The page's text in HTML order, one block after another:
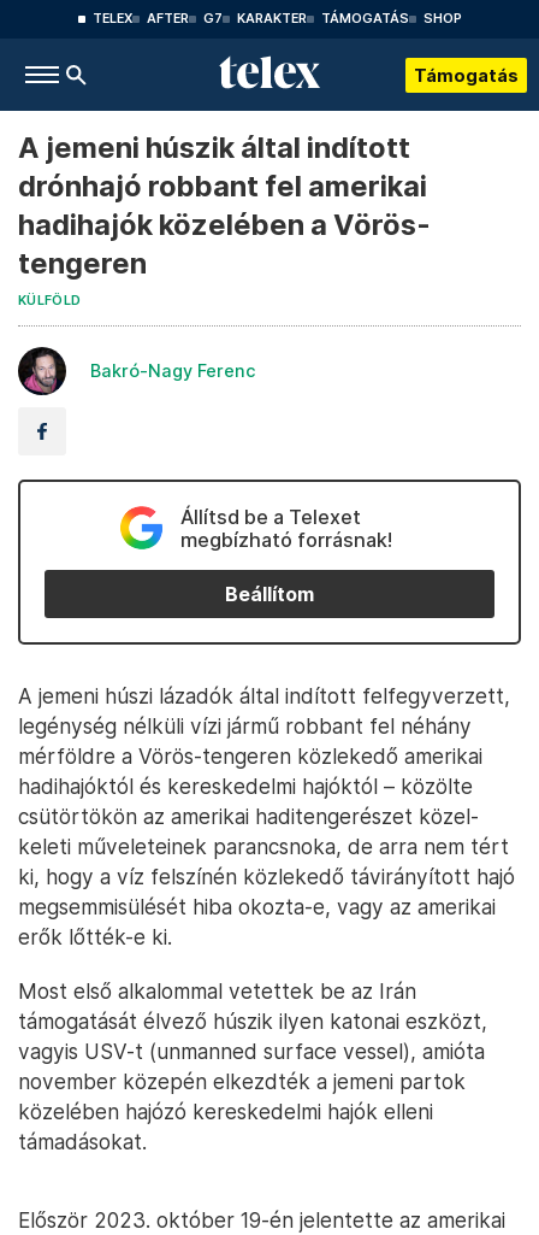
TELEX AFTER G7 KARAKTER TÁMOGATÁS SHOP
Támogatás
A jemeni húszik által indított
drónhajó robbant fel amerikai
hadihajók közelében a Vörös-
tengeren
KÜLFÖLD
Bakró-Nagy Ferenc
Állítsd be a Telexet
megbízható forrásnak!
Beállítom
A jemeni húszi lázadók által indított felfegyverzett,
legénység nélküli vízi jármű robbant fel néhány
mérföldre a Vörös-tengeren közlekedő amerikai
hadihajóktól és kereskedelmi hajóktól – közölte
csütörtökön az amerikai haditengerészet közel-
keleti műveleteinek parancsnoka, de arra nem tért
ki, hogy a víz felszínén közlekedő távirányított hajó
megsemmisülését hiba okozta-e, vagy az amerikai
erők lőtték-e ki.
Most első alkalommal vetettek be az Irán
támogatását élvező húszik ilyen katonai eszközt,
vagyis USV-t (unmanned surface vessel), amióta
november közepén elkezdték a jemeni partok
közelében hajózó kereskedelmi hajók elleni
támadásokat.
Először 2023. október 19-én jelentette az amerikai